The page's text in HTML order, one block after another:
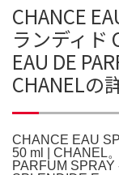
CHANCE
ランディド
EAU DE
CHANELの
CHANCE EAU
50 ml | CHANEL
PARFUM